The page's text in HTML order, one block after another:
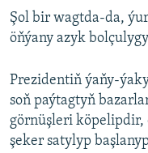
Şol bir wagtda-da,
öňýany azyk
Prezidentiň ýaňy-
soň paýtagtyň
görnüşleri köpelipdir,
şeker satylyp